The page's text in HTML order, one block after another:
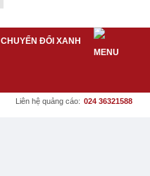
CHUYỂN ĐỔI XANH
Liên hệ quảng cáo: 024 36321588